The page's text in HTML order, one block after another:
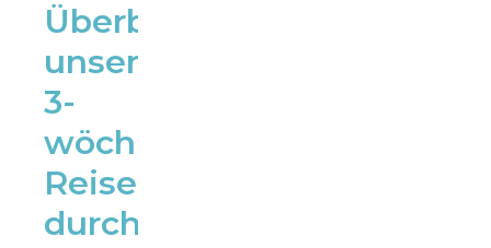
Überblick
unserer
3-
wöchigen
Reiseroute
durch